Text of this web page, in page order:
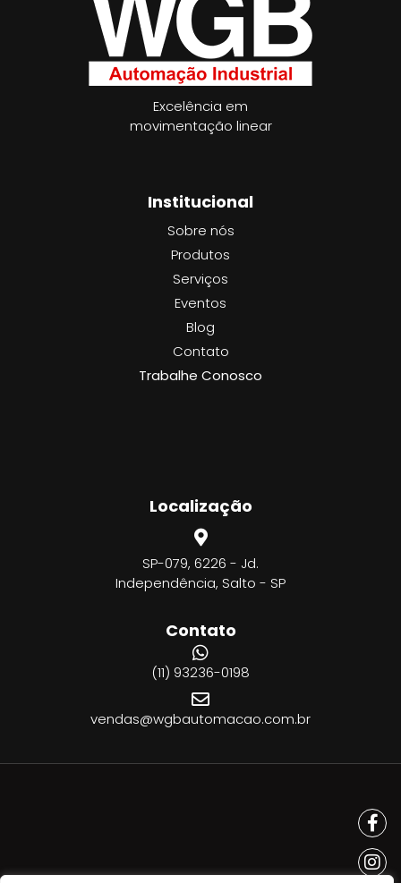
Excelência em
movimentação linear
Institucional
Sobre nós
Produtos
Serviços
Eventos
Blog
Contato
Trabalhe Conosco
Localização
SP-079, 6226 - Jd.
Independência, Salto - SP
Contato
(11) 93236-0198
vendas@wgbautomacao.com.br